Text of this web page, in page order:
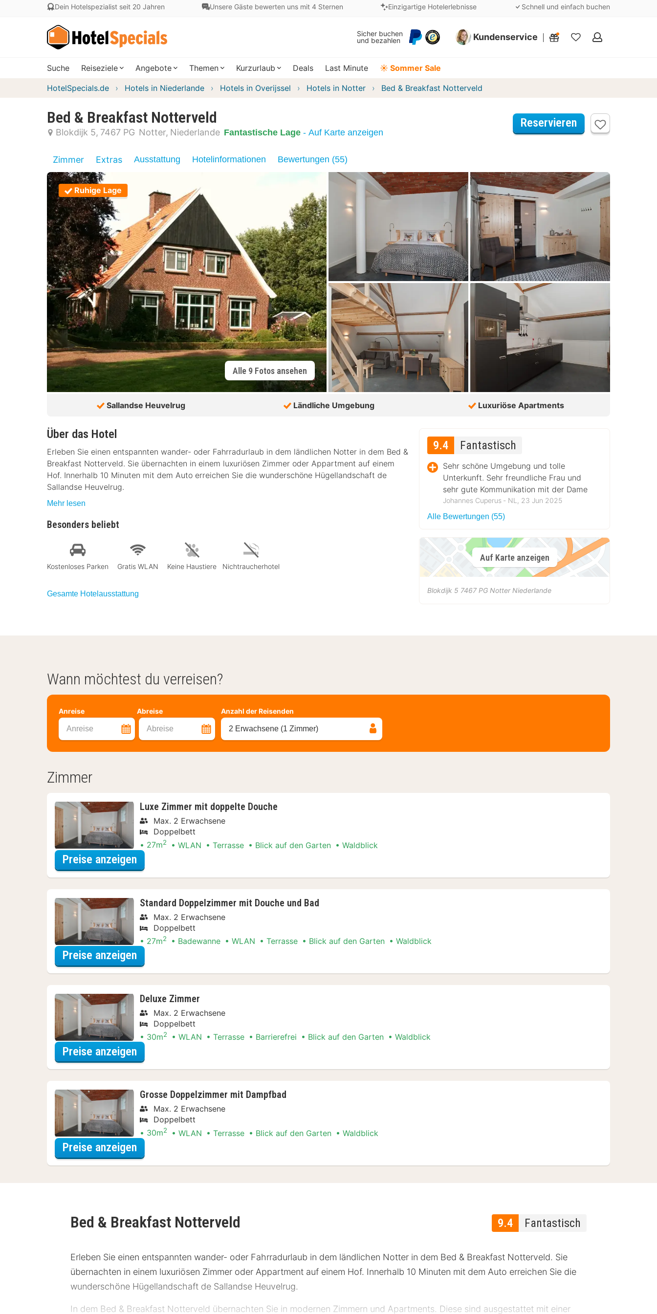
Dein Hotelspezialist seit 20 Jahren Unsere Gäste bewerten uns mit 4 Sternen Einzigartige Hotelerlebnisse Schnell und einfach buchen
Sicher buchen
und bezahlen
Kundenservice
Meine
Suche Reiseziele Angebote Themen Kurzurlaub Deals Last Minute ☀️ Sommer Sale
HotelSpecials.de Hotels in Niederlande Hotels in Overijssel Hotels in Notter Bed & Breakfast Notterveld
Bed & Breakfast Notterveld
Blokdijk 5 7467 PG Notter Niederlande Fantastische Lage - Auf Karte anzeigen
Reservieren
Zimmer Extras Ausstattung Hotelinformationen Bewertungen (55)
Ruhige Lage
Alle 9 Fotos ansehen
Sallandse Heuvelrug Ländliche Umgebung Luxuriöse Apartments
Über das Hotel
Erleben Sie einen entspannten wander- oder Fahrradurlaub in dem ländlichen Notter in dem Bed &
Breakfast Notterveld. Sie übernachten in einem luxuriösen Zimmer oder Appartment auf einem
Hof. Innerhalb 10 Minuten mit dem Auto erreichen Sie die wunderschöne Hügellandschaft de
Sallandse Heuvelrug.
Mehr lesen
Besonders beliebt
Kostenloses Parken Gratis WLAN Keine Haustiere Nichtraucherhotel
Gesamte Hotelausstattung
9.4 Fantastisch
Sehr schöne Umgebung und tolle
Unterkunft. Sehr freundliche Frau und
sehr gute Kommunikation mit der Dame
Johannes Cuperus ‐ NL, 23 Jun 2025
Alle Bewertungen (55)
Auf Karte anzeigen
Blokdijk 5 7467 PG Notter Niederlande
Wann möchtest du verreisen?
Anreise Abreise
Anreise Abreise
Anzahl der Reisenden
2 Erwachsene (1 Zimmer)
Zimmer
Luxe Zimmer mit doppelte Douche
Max. 2 Erwachsene
Doppelbett
27m2 WLAN Terrasse Blick auf den Garten Waldblick
Preise anzeigen
Standard Doppelzimmer mit Douche und Bad
Max. 2 Erwachsene
Doppelbett
27m2 Badewanne WLAN Terrasse Blick auf den Garten Waldblick
Preise anzeigen
Deluxe Zimmer
Max. 2 Erwachsene
Doppelbett
30m2 WLAN Terrasse Barrierefrei Blick auf den Garten Waldblick
Preise anzeigen
Grosse Doppelzimmer mit Dampfbad
Max. 2 Erwachsene
Doppelbett
30m2 WLAN Terrasse Blick auf den Garten Waldblick
Preise anzeigen
9.4 Fantastisch
Bed & Breakfast Notterveld
Erleben Sie einen entspannten wander- oder Fahrradurlaub in dem ländlichen Notter in dem Bed & Breakfast Notterveld. Sie
übernachten in einem luxuriösen Zimmer oder Appartment auf einem Hof. Innerhalb 10 Minuten mit dem Auto erreichen Sie die
wunderschöne Hügellandschaft de Sallandse Heuvelrug.
In dem Bed & Breakfast Notterveld übernachten Sie in modernen Zimmern und Apartments. Diese sind ausgestattet mit einer